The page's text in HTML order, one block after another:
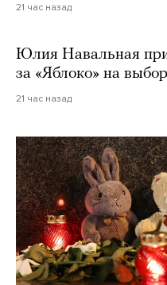
21 час назад
Юлия Навальная
за «Яблоко» на
21 час назад